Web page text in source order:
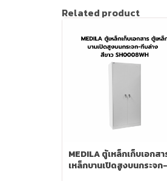
Related product
MEDILA ตู้เหล็กเก็บเอกส
เหล็กบานเปิดสูงบนกระจ